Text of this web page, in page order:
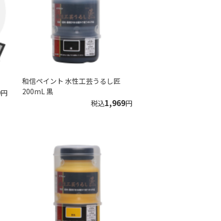
円
和信ペイント 水性工芸うるし匠
200mL 黒
税込1,969円